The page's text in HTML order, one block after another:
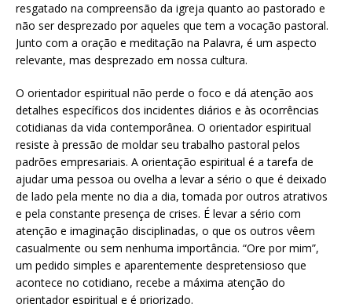
resgatado na compreensão da igreja quanto ao pastorado e
não ser desprezado por aqueles que tem a vocação pastoral.
Junto com a oração e meditação na Palavra, é um aspecto
relevante, mas desprezado em nossa cultura.
O orientador espiritual não perde o foco e dá atenção aos
detalhes específicos dos incidentes diários e às ocorrências
cotidianas da vida contemporânea. O orientador espiritual
resiste à pressão de moldar seu trabalho pastoral pelos
padrões empresariais. A orientação espiritual é a tarefa de
ajudar uma pessoa ou ovelha a levar a sério o que é deixado
de lado pela mente no dia a dia, tomada por outros atrativos
e pela constante presença de crises. É levar a sério com
atenção e imaginação disciplinadas, o que os outros vêem
casualmente ou sem nenhuma importância. “Ore por mim”,
um pedido simples e aparentemente despretensioso que
acontece no cotidiano, recebe a máxima atenção do
orientador espiritual e é priorizado.